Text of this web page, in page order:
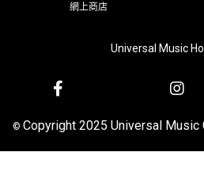
網上商店
Universal Music
© Copyright 2025 Universal Music